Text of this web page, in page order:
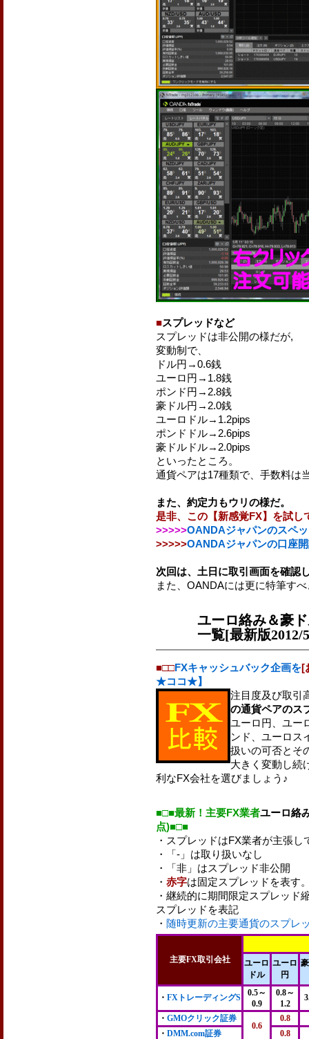
■スプレッドなど
スプレッドは非公開の様だが,
変動制で、
ドル円→0.6銭
ユーロ円→1.8銭
ポンド円→2.8銭
豪ドル円→2.0銭
ユーロドル→1.2pips
ポンドドル→2.6pips
豪ドルドル→2.0pips
といったところ。
通貨ペアは17種類で、手数料は
また、約定力もウリの様だ。
是非、この【新感覚FX】を試し
>>>>>OANDAジャパンのスペ
>>>>>OANDAジャパンの口座
次回は、土日に取引画面を確認
また、OANDAには更に特筆す
ユーロ絡み＆豪
一覧[最新版2012/
■□□FXキャッシュバック企画を[
★ココ★】
注目度及び取引
の通貨ペアのス
ユーロ円、ユー
ンド、ユーロス
扱いの可否とそ
大きく変動し続
利なFX会社を選びましょう♪
■□■最新！主要FX業者ユーロ絡
点)■□■
・スプレッドはFX業者が主張
・「-」は取り扱いなし
・「非」はスプレッド非公開
・ 赤字は固定スプレッドを表す
・継続的に期間限定スプレッド
スプレッドを表記
・ 随時更新の主要通貨のスプレ
主要FX取引会社
ユーロ
ドル
ユーロ
円
・ FXトレーディングS
0.5～
0.9
0.8～
1.2
・ GMOクリック証券
0.6
0.8
・ DMM.com証券 0.8